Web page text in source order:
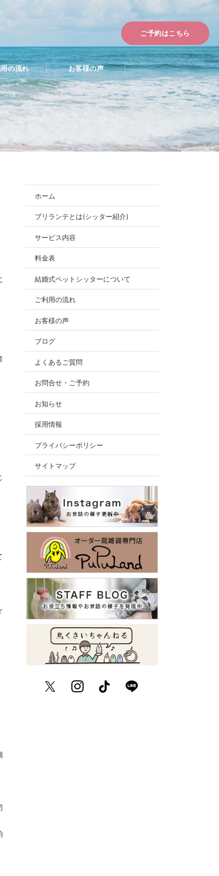
ホーム
ブリランテとは(シッター紹介)
サービス内容
料金表
結婚式ペットシッターについて
ご利用の流れ
お客様の声
ブログ
よくあるご質問
お問合せ・ご予約
お知らせ
採用情報
プライバシーポリシー
サイトマップ
TwitterInstagramTikTok
ご予約はこちら
の流れ お客様の声